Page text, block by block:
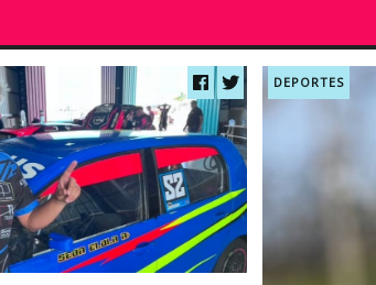
DEPORTES